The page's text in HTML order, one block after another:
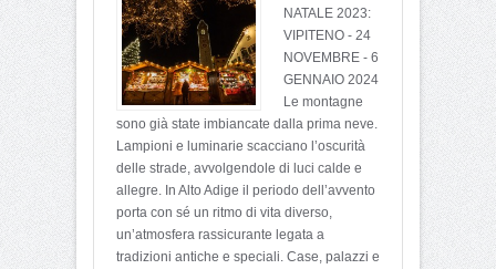
NATALE 2023:
VIPITENO - 24
NOVEMBRE - 6
GENNAIO 2024
Le montagne
sono già state imbiancate dalla prima neve.
Lampioni e luminarie scacciano l’oscurità
delle strade, avvolgendole di luci calde e
allegre. In Alto Adige il periodo dell’avvento
porta con sé un ritmo di vita diverso,
un’atmosfera rassicurante legata a
tradizioni antiche e speciali. Case, palazzi e